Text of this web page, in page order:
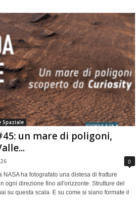
Spaziale
un mare di poligoni,
0
ha fotografato una distesa di fratture
ogni direzione fino all'orizzonte. Strutture del
su questa scala. E su come si siano formate il